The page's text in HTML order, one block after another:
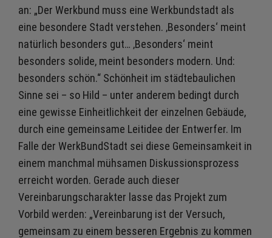
an: „Der Werkbund muss eine Werkbundstadt als
eine besondere Stadt verstehen. ‚Besonders‘ meint
natürlich besonders gut… ‚Besonders‘ meint
besonders solide, meint besonders modern. Und:
besonders schön.“ Schönheit im städtebaulichen
Sinne sei – so Hild – unter anderem bedingt durch
eine gewisse Einheitlichkeit der einzelnen Gebäude,
durch eine gemeinsame Leitidee der Entwerfer. Im
Falle der WerkBundStadt sei diese Gemeinsamkeit in
einem manchmal mühsamen Diskussionsprozess
erreicht worden. Gerade auch dieser
Vereinbarungscharakter lasse das Projekt zum
Vorbild werden: „Vereinbarung ist der Versuch,
gemeinsam zu einem besseren Ergebnis zu kommen